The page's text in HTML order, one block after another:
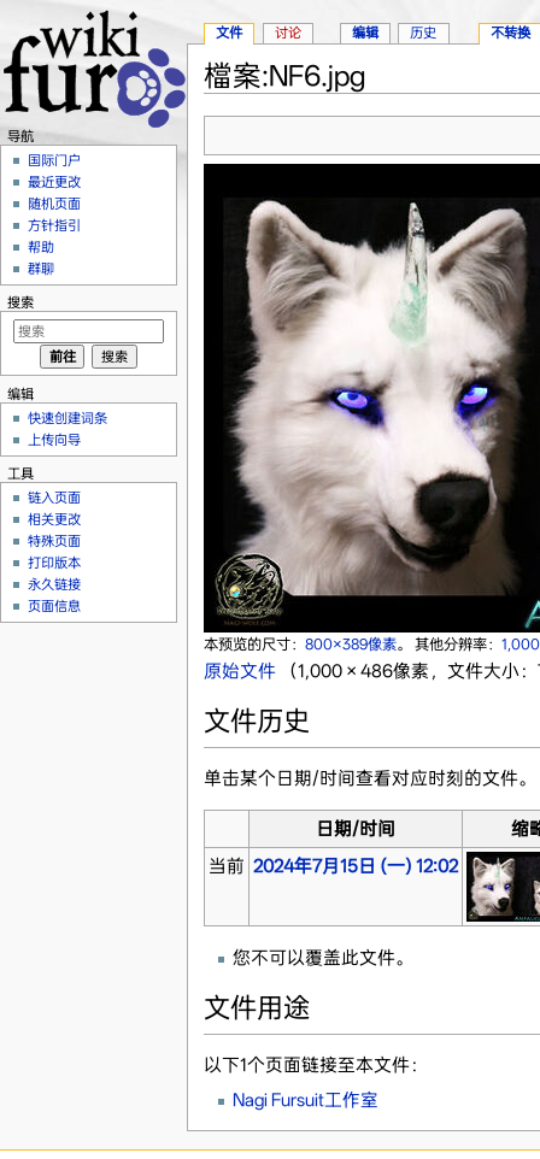
檔案:NF6.jpg
本预览的尺寸： 800×389像素。 其他分辨率：
原始文件‎ （1,000 × 486像素，文件大小
文件历史
单击某个日期/时间查看对应时刻的文件。
日期/时间
缩
当前 2024年7月15日 (一) 12:02
您不可以覆盖此文件。
文件用途
以下1个页面链接至本文件：
Nagi Fursuit工作室
文件 讨论 编辑 历史 不转换
导航
国际门户
最近更改
随机页面
方针指引
帮助
群聊
搜索
编辑
快速创建词条
上传向导
工具
链入页面
相关更改
特殊页面
打印版本
永久链接
页面信息